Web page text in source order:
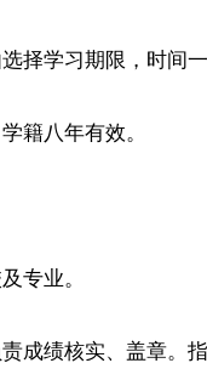
择学习期限，时间一
籍八年有效。
专业。
成绩核实、盖章。